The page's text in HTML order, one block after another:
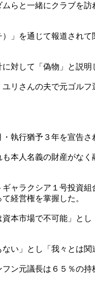
らと一緒にクラブを
」を通じて報道され
対して「偽物」と説明
リさんの夫で元ゴル
執行猶予３年を宣告さ
本人名義の財産がな
ャラクシア１号投資
経営権を掌握した。
本市場で不可能」と
い」とし「我々とは関
ン元議長は６５％の